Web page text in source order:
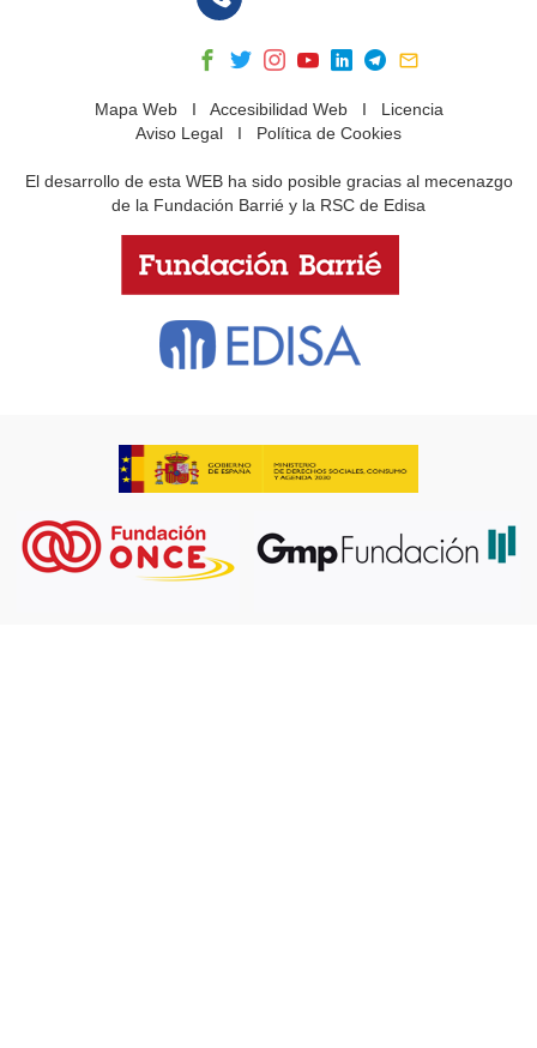
Mapa WebI Accesibilidad WebI Licencia
Aviso Legal I Política de Cookies
El desarrollo de esta WEB ha sido posible gracias al mecenazgo
de la Fundación Barrié y la RSC de Edisa